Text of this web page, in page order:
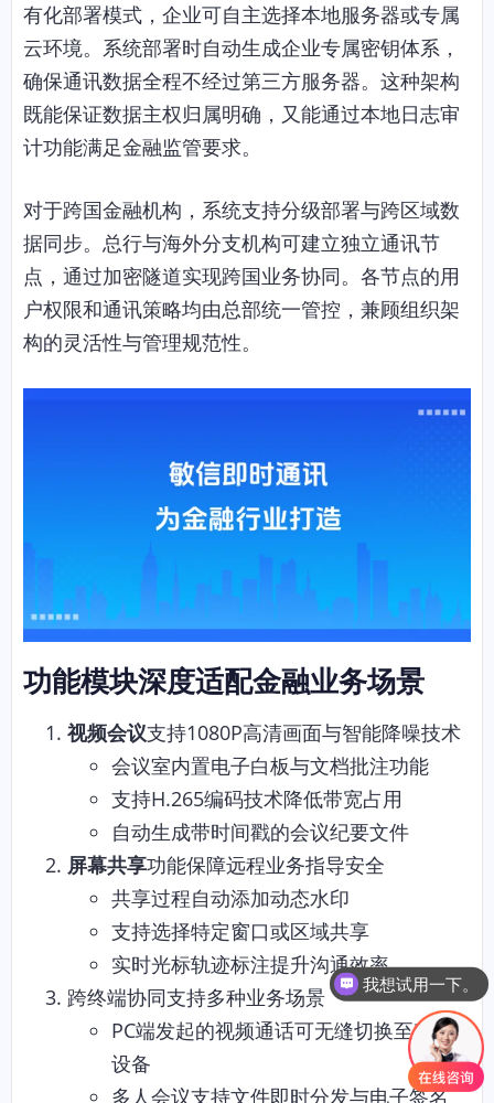
有化部署模式，企业可自主选择本地服务器或专属
云环境。系统部署时自动生成企业专属密钥体系，
确保通讯数据全程不经过第三方服务器。这种架构
既能保证数据主权归属明确，又能通过本地日志审
计功能满足金融监管要求。
对于跨国金融机构，系统支持分级部署与跨区域数
据同步。总行与海外分支机构可建立独立通讯节
点，通过加密隧道实现跨国业务协同。各节点的用
户权限和通讯策略均由总部统一管控，兼顾组织架
构的灵活性与管理规范性。
功能模块深度适配金融业务场景
视频会议支持1080P高清画面与智能降噪技术
会议室内置电子白板与文档批注功能
支持H.265编码技术降低带宽占用
自动生成带时间戳的会议纪要文件
屏幕共享功能保障远程业务指导安全
共享过程自动添加动态水印
支持选择特定窗口或区域共享
实时光标轨迹标注提升沟通效率
跨终端协同支持多种业务场景
PC端发起的视频通话可无缝切换至移动
设备
多人会议支持文件即时分发与电子签名
我想试用一下。